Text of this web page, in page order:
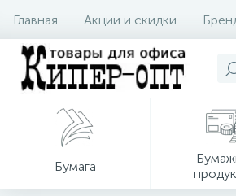
Главная Акции и скидки
Бумага